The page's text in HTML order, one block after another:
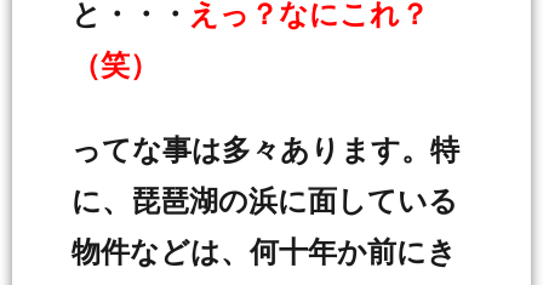
と・・・ えっ？なにこれ？
（笑）
ってな事は多々あります。特
に、琵琶湖の浜に面している
物件などは、何十年か前にき